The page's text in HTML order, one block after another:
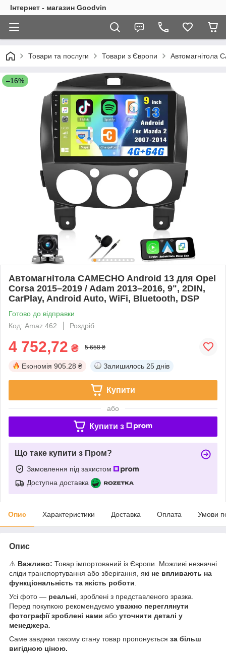
Інтернет - магазин Goodvin
Товари та послуги Товари з Європи Автомагнітола
–16%
Автомагнітола CAMECHO Android 13 для Opel
Corsa 2015–2019 / Adam 2013–2016, 9", 2DIN,
CarPlay, Android Auto, WiFi, Bluetooth, DSP
Готово до відправки
Код: Amaz 462
Роздріб
4 752,72 ₴ 5 658 ₴
Економія 905.28 ₴ Залишилось 25 днів
Купити
або
Купити з
Що таке купити з Пром?
Замовлення під захистом
Доступна доставка
Опис Характеристики Доставка Оплата Умови
Опис
⚠️ Важливо: Товар імпортований із Європи. Можливі незначні
сліди транспортування або зберігання, які не впливають на
функціональність та якість роботи
Усі фото — реальні , зроблені з представленого зразка.
Перед покупкою рекомендуємо уважно переглянути
фотографії зроблені нами або уточнити деталі у
менеджера
Саме завдяки такому стану товар пропонується за більш
вигідною ціною.